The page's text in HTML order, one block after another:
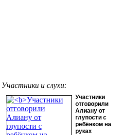
Участники и слухи:
Участники
отговорили
Алиану от
глупости с
ребёнком на
руках